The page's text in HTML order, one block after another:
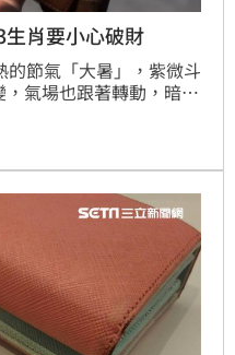
肖要小心破財
節氣「大暑」，紫微斗
氣場也跟著轉動，暗藏
響財務、人際和心理層
上踩雷、在人際間誤判
財風暴！（記者唐家